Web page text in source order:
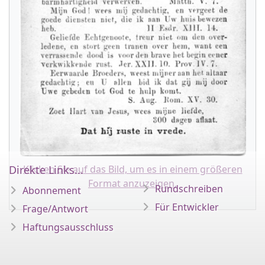
Klicken Sie auf das Bild, um es in einem größeren
Format anzuzeigen.
Direkte Links...
Abonnement
Frage/Antwort
Haftungsausschluss
Rundschreiben
Für Entwickler